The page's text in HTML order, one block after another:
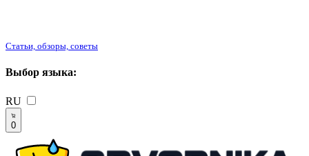
Статьи, обзоры, советы
Выбор языка:
RU
0